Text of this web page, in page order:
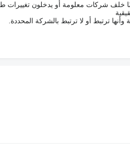
خلف شركات معلومة أو يدخلون
ترتبط أو لا ترتبط بالشركة المحددة.